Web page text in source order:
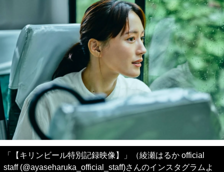
「【キリンビール特別記録映像】」（綾瀬はるか official
staff (@ayaseharuka_official_staff)さんのインスタグラムよ